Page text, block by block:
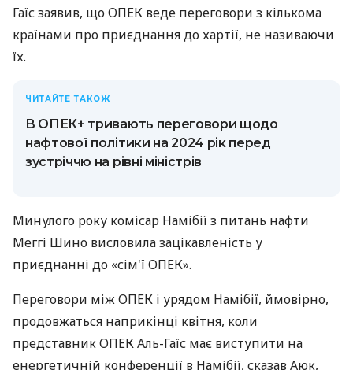
Гаїс заявив, що ОПЕК веде переговори з кількома
країнами про приєднання до хартії, не називаючи
їх.
ЧИТАЙТЕ ТАКОЖ
В ОПЕК+ тривають переговори щодо
нафтової політики на 2024 рік перед
зустріччю на рівні міністрів
Минулого року комісар Намібії з питань нафти
Меггі Шино висловила зацікавленість у
приєднанні до «сім'ї ОПЕК».
Переговори між ОПЕК і урядом Намібії, ймовірно,
продовжаться наприкінці квітня, коли
представник ОПЕК Аль-Гаїс має виступити на
енергетичній конференції в Намібії, сказав Аюк,